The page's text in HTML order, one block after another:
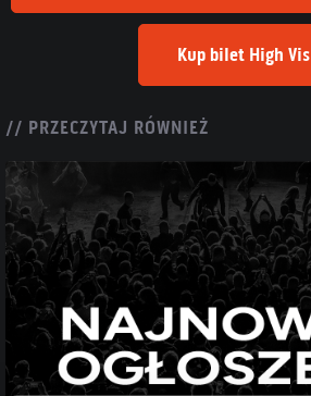
Kup bilet High Vis
// PRZECZYTAJ RÓWNIEŻ